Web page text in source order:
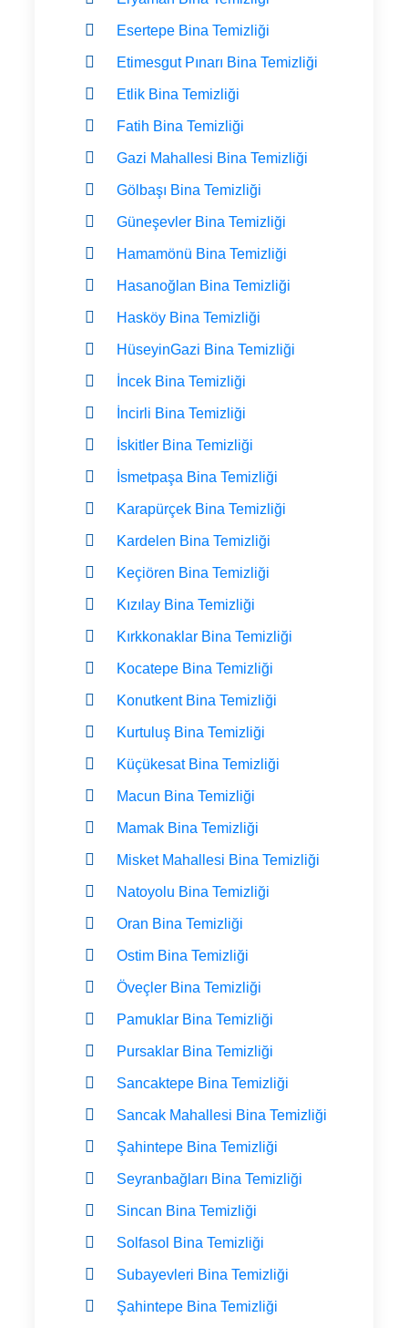
Esertepe Bina Temizliği
Etimesgut Pınarı Bina Temizliği
Etlik Bina Temizliği
Fatih Bina Temizliği
Gazi Mahallesi Bina Temizliği
Gölbaşı Bina Temizliği
Güneşevler Bina Temizliği
Hamamönü Bina Temizliği
Hasanoğlan Bina Temizliği
Hasköy Bina Temizliği
HüseyinGazi Bina Temizliği
İncek Bina Temizliği
İncirli Bina Temizliği
İskitler Bina Temizliği
İsmetpaşa Bina Temizliği
Karapürçek Bina Temizliği
Kardelen Bina Temizliği
Keçiören Bina Temizliği
Kızılay Bina Temizliği
Kırkkonaklar Bina Temizliği
Kocatepe Bina Temizliği
Konutkent Bina Temizliği
Kurtuluş Bina Temizliği
Küçükesat Bina Temizliği
Macun Bina Temizliği
Mamak Bina Temizliği
Misket Mahallesi Bina Temizliği
Natoyolu Bina Temizliği
Oran Bina Temizliği
Ostim Bina Temizliği
Öveçler Bina Temizliği
Pamuklar Bina Temizliği
Pursaklar Bina Temizliği
Sancaktepe Bina Temizliği
Sancak Mahallesi Bina Temizliği
Şahintepe Bina Temizliği
Seyranbağları Bina Temizliği
Sincan Bina Temizliği
Solfasol Bina Temizliği
Subayevleri Bina Temizliği
Şahintepe Bina Temizliği